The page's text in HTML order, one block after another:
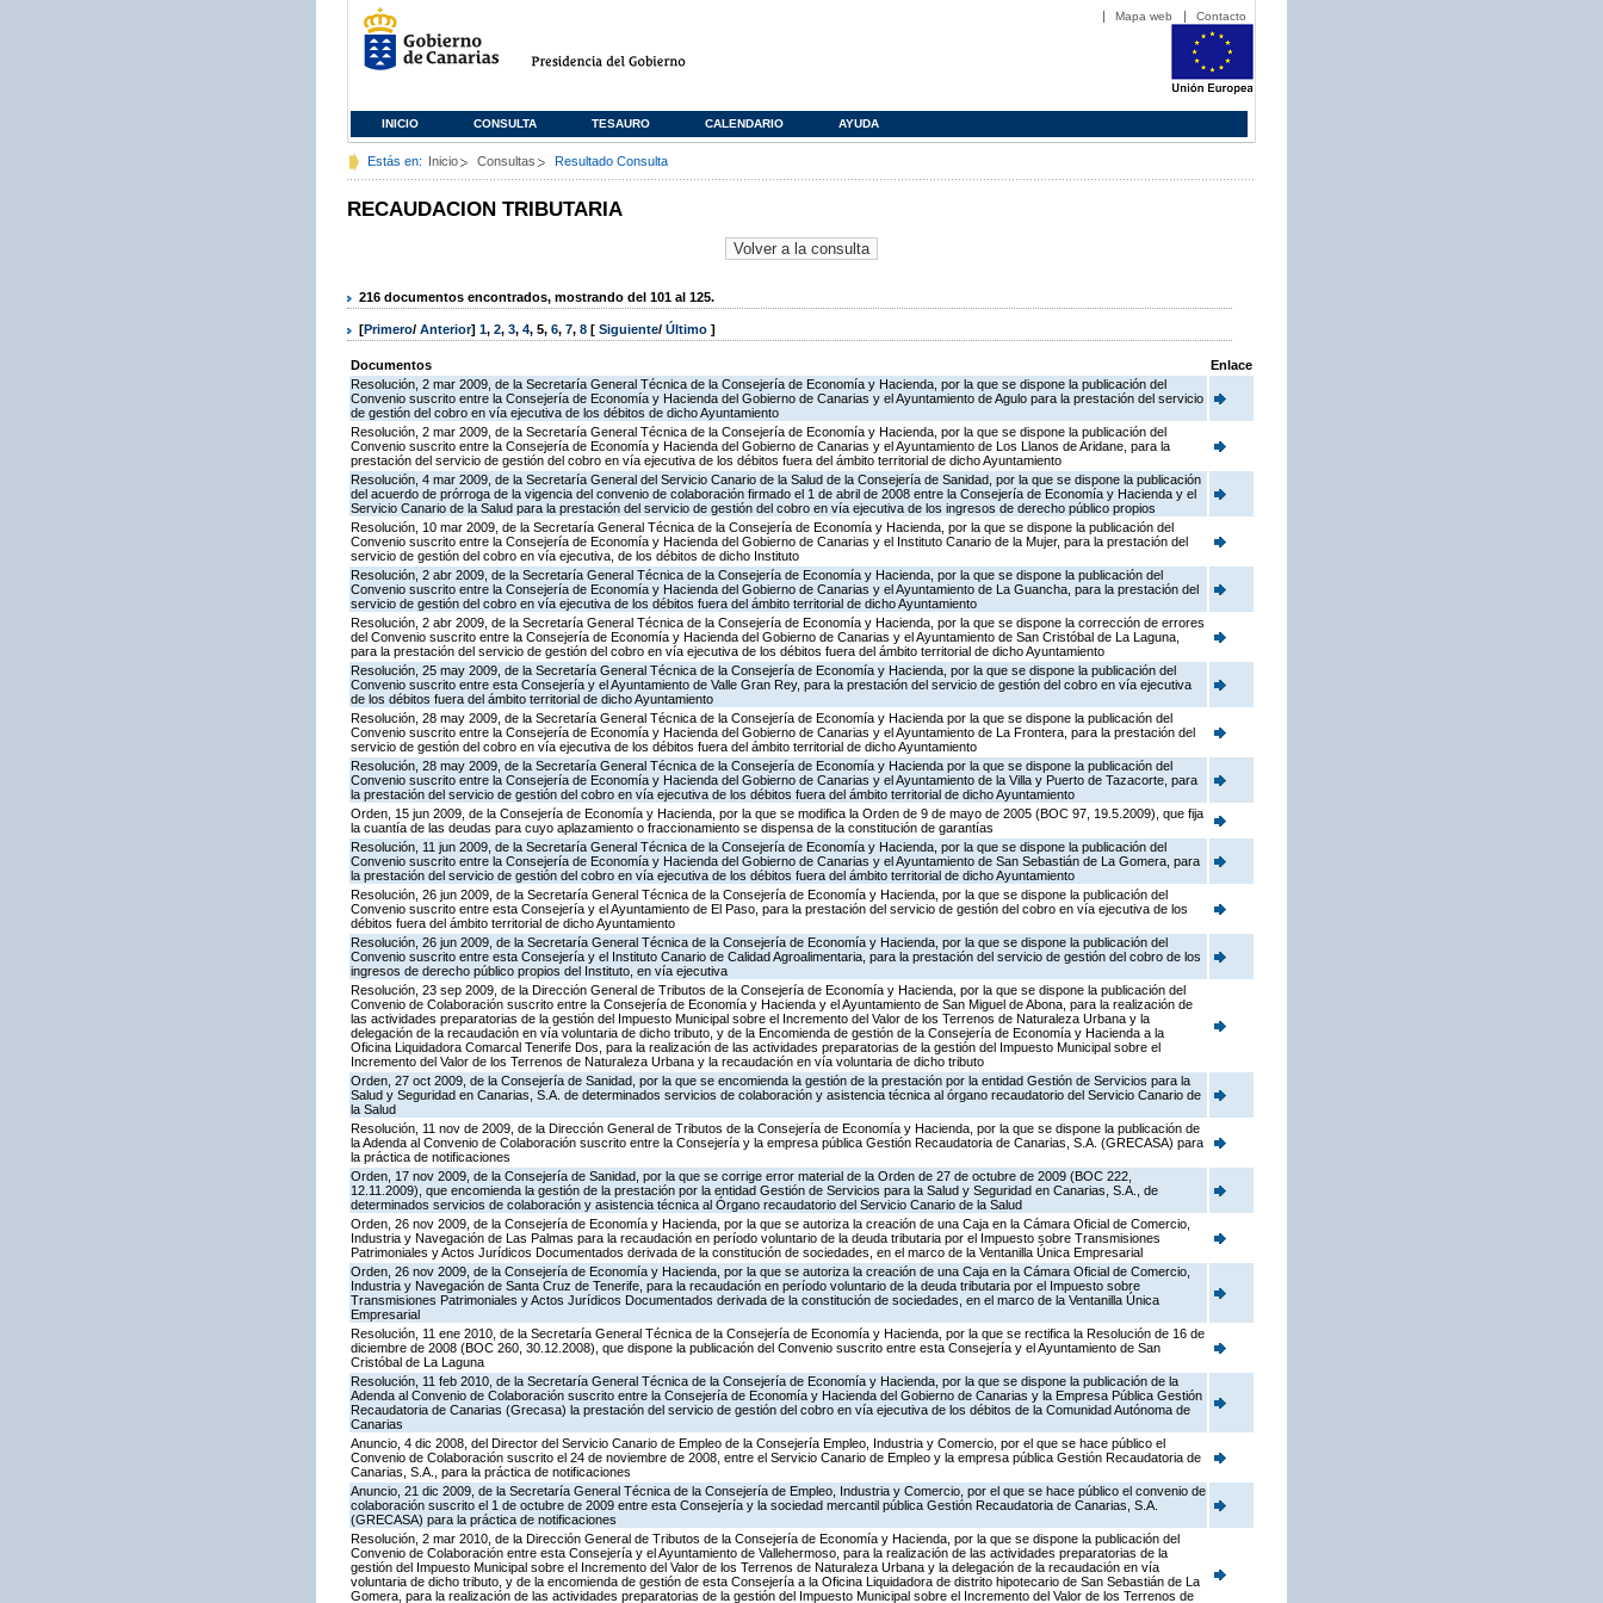
Mapa web Contacto
INICIO CONSULTA TESAURO CALENDARIO AYUDA
Estás en: Inicio Consultas Resultado Consulta
RECAUDACION TRIBUTARIA
216 documentos encontrados, mostrando del 101 al 125.
[Primero/ Anterior] 1, 2, 3, 4, 5, 6, 7, 8 [ Siguiente/ Último ]
Documentos
Enlace
Resolución, 2 mar 2009, de la Secretaría General Técnica de la Consejería de Economía y Hacienda, por la que se dispone la publicación del
Convenio suscrito entre la Consejería de Economía y Hacienda del Gobierno de Canarias y el Ayuntamiento de Agulo para la prestación del servicio
de gestión del cobro en vía ejecutiva de los débitos de dicho Ayuntamiento
Resolución, 2 mar 2009, de la Secretaría General Técnica de la Consejería de Economía y Hacienda, por la que se dispone la publicación del
Convenio suscrito entre la Consejería de Economía y Hacienda del Gobierno de Canarias y el Ayuntamiento de Los Llanos de Aridane, para la
prestación del servicio de gestión del cobro en vía ejecutiva de los débitos fuera del ámbito territorial de dicho Ayuntamiento
Resolución, 4 mar 2009, de la Secretaría General del Servicio Canario de la Salud de la Consejería de Sanidad, por la que se dispone la publicación
del acuerdo de prórroga de la vigencia del convenio de colaboración firmado el 1 de abril de 2008 entre la Consejería de Economía y Hacienda y el
Servicio Canario de la Salud para la prestación del servicio de gestión del cobro en vía ejecutiva de los ingresos de derecho público propios
Resolución, 10 mar 2009, de la Secretaría General Técnica de la Consejería de Economía y Hacienda, por la que se dispone la publicación del
Convenio suscrito entre la Consejería de Economía y Hacienda del Gobierno de Canarias y el Instituto Canario de la Mujer, para la prestación del
servicio de gestión del cobro en vía ejecutiva, de los débitos de dicho Instituto
Resolución, 2 abr 2009, de la Secretaría General Técnica de la Consejería de Economía y Hacienda, por la que se dispone la publicación del
Convenio suscrito entre la Consejería de Economía y Hacienda del Gobierno de Canarias y el Ayuntamiento de La Guancha, para la prestación del
servicio de gestión del cobro en vía ejecutiva de los débitos fuera del ámbito territorial de dicho Ayuntamiento
Resolución, 2 abr 2009, de la Secretaría General Técnica de la Consejería de Economía y Hacienda, por la que se dispone la corrección de errores
del Convenio suscrito entre la Consejería de Economía y Hacienda del Gobierno de Canarias y el Ayuntamiento de San Cristóbal de La Laguna,
para la prestación del servicio de gestión del cobro en vía ejecutiva de los débitos fuera del ámbito territorial de dicho Ayuntamiento
Resolución, 25 may 2009, de la Secretaría General Técnica de la Consejería de Economía y Hacienda, por la que se dispone la publicación del
Convenio suscrito entre esta Consejería y el Ayuntamiento de Valle Gran Rey, para la prestación del servicio de gestión del cobro en vía ejecutiva
de los débitos fuera del ámbito territorial de dicho Ayuntamiento
Resolución, 28 may 2009, de la Secretaría General Técnica de la Consejería de Economía y Hacienda por la que se dispone la publicación del
Convenio suscrito entre la Consejería de Economía y Hacienda del Gobierno de Canarias y el Ayuntamiento de La Frontera, para la prestación del
servicio de gestión del cobro en vía ejecutiva de los débitos fuera del ámbito territorial de dicho Ayuntamiento
Resolución, 28 may 2009, de la Secretaría General Técnica de la Consejería de Economía y Hacienda por la que se dispone la publicación del
Convenio suscrito entre la Consejería de Economía y Hacienda del Gobierno de Canarias y el Ayuntamiento de la Villa y Puerto de Tazacorte, para
la prestación del servicio de gestión del cobro en vía ejecutiva de los débitos fuera del ámbito territorial de dicho Ayuntamiento
Orden, 15 jun 2009, de la Consejería de Economía y Hacienda, por la que se modifica la Orden de 9 de mayo de 2005 (BOC 97, 19.5.2009), que fija
la cuantía de las deudas para cuyo aplazamiento o fraccionamiento se dispensa de la constitución de garantías
Resolución, 11 jun 2009, de la Secretaría General Técnica de la Consejería de Economía y Hacienda, por la que se dispone la publicación del
Convenio suscrito entre la Consejería de Economía y Hacienda del Gobierno de Canarias y el Ayuntamiento de San Sebastián de La Gomera, para
la prestación del servicio de gestión del cobro en vía ejecutiva de los débitos fuera del ámbito territorial de dicho Ayuntamiento
Resolución, 26 jun 2009, de la Secretaría General Técnica de la Consejería de Economía y Hacienda, por la que se dispone la publicación del
Convenio suscrito entre esta Consejería y el Ayuntamiento de El Paso, para la prestación del servicio de gestión del cobro en vía ejecutiva de los
débitos fuera del ámbito territorial de dicho Ayuntamiento
Resolución, 26 jun 2009, de la Secretaría General Técnica de la Consejería de Economía y Hacienda, por la que se dispone la publicación del
Convenio suscrito entre esta Consejería y el Instituto Canario de Calidad Agroalimentaria, para la prestación del servicio de gestión del cobro de los
ingresos de derecho público propios del Instituto, en vía ejecutiva
Resolución, 23 sep 2009, de la Dirección General de Tributos de la Consejería de Economía y Hacienda, por la que se dispone la publicación del
Convenio de Colaboración suscrito entre la Consejería de Economía y Hacienda y el Ayuntamiento de San Miguel de Abona, para la realización de
las actividades preparatorias de la gestión del Impuesto Municipal sobre el Incremento del Valor de los Terrenos de Naturaleza Urbana y la
delegación de la recaudación en vía voluntaria de dicho tributo, y de la Encomienda de gestión de la Consejería de Economía y Hacienda a la
Oficina Liquidadora Comarcal Tenerife Dos, para la realización de las actividades preparatorias de la gestión del Impuesto Municipal sobre el
Incremento del Valor de los Terrenos de Naturaleza Urbana y la recaudación en vía voluntaria de dicho tributo
Orden, 27 oct 2009, de la Consejería de Sanidad, por la que se encomienda la gestión de la prestación por la entidad Gestión de Servicios para la
Salud y Seguridad en Canarias, S.A. de determinados servicios de colaboración y asistencia técnica al órgano recaudatorio del Servicio Canario de
la Salud
Resolución, 11 nov de 2009, de la Dirección General de Tributos de la Consejería de Economía y Hacienda, por la que se dispone la publicación de
la Adenda al Convenio de Colaboración suscrito entre la Consejería y la empresa pública Gestión Recaudatoria de Canarias, S.A. (GRECASA) para
la práctica de notificaciones
Orden, 17 nov 2009, de la Consejería de Sanidad, por la que se corrige error material de la Orden de 27 de octubre de 2009 (BOC 222,
12.11.2009), que encomienda la gestión de la prestación por la entidad Gestión de Servicios para la Salud y Seguridad en Canarias, S.A., de
determinados servicios de colaboración y asistencia técnica al Órgano recaudatorio del Servicio Canario de la Salud
Orden, 26 nov 2009, de la Consejería de Economía y Hacienda, por la que se autoriza la creación de una Caja en la Cámara Oficial de Comercio,
Industria y Navegación de Las Palmas para la recaudación en período voluntario de la deuda tributaria por el Impuesto sobre Transmisiones
Patrimoniales y Actos Jurídicos Documentados derivada de la constitución de sociedades, en el marco de la Ventanilla Única Empresarial
Orden, 26 nov 2009, de la Consejería de Economía y Hacienda, por la que se autoriza la creación de una Caja en la Cámara Oficial de Comercio,
Industria y Navegación de Santa Cruz de Tenerife, para la recaudación en período voluntario de la deuda tributaria por el Impuesto sobre
Transmisiones Patrimoniales y Actos Jurídicos Documentados derivada de la constitución de sociedades, en el marco de la Ventanilla Única
Empresarial
Resolución, 11 ene 2010, de la Secretaría General Técnica de la Consejería de Economía y Hacienda, por la que se rectifica la Resolución de 16 de
diciembre de 2008 (BOC 260, 30.12.2008), que dispone la publicación del Convenio suscrito entre esta Consejería y el Ayuntamiento de San
Cristóbal de La Laguna
Resolución, 11 feb 2010, de la Secretaría General Técnica de la Consejería de Economía y Hacienda, por la que se dispone la publicación de la
Adenda al Convenio de Colaboración suscrito entre la Consejería de Economía y Hacienda del Gobierno de Canarias y la Empresa Pública Gestión
Recaudatoria de Canarias (Grecasa) la prestación del servicio de gestión del cobro en vía ejecutiva de los débitos de la Comunidad Autónoma de
Canarias
Anuncio, 4 dic 2008, del Director del Servicio Canario de Empleo de la Consejería Empleo, Industria y Comercio, por el que se hace público el
Convenio de Colaboración suscrito el 24 de noviembre de 2008, entre el Servicio Canario de Empleo y la empresa pública Gestión Recaudatoria de
Canarias, S.A., para la práctica de notificaciones
Anuncio, 21 dic 2009, de la Secretaría General Técnica de la Consejería de Empleo, Industria y Comercio, por el que se hace público el convenio de
colaboración suscrito el 1 de octubre de 2009 entre esta Consejería y la sociedad mercantil pública Gestión Recaudatoria de Canarias, S.A.
(GRECASA) para la práctica de notificaciones
Resolución, 2 mar 2010, de la Dirección General de Tributos de la Consejería de Economía y Hacienda, por la que se dispone la publicación del
Convenio de Colaboración entre esta Consejería y el Ayuntamiento de Vallehermoso, para la realización de las actividades preparatorias de la
gestión del Impuesto Municipal sobre el Incremento del Valor de los Terrenos de Naturaleza Urbana y la delegación de la recaudación en vía
voluntaria de dicho tributo, y de la encomienda de gestión de esta Consejería a la Oficina Liquidadora de distrito hipotecario de San Sebastián de La
Gomera, para la realización de las actividades preparatorias de la gestión del Impuesto Municipal sobre el Incremento del Valor de los Terrenos de